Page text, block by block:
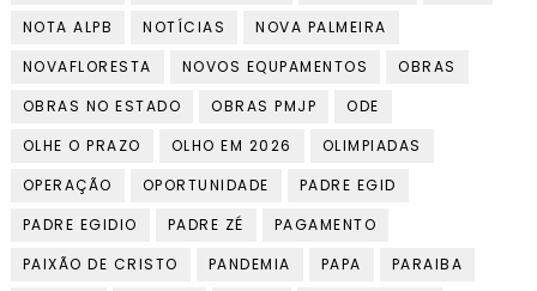
NOTA ALPB
NOTÍCIAS
NOVA PALMEIRA
NOVAFLORESTA
NOVOS EQUPAMENTOS
OBRAS
OBRAS NO ESTADO
OBRAS PMJP
ODE
OLHE O PRAZO
OLHO EM 2026
OLIMPIADAS
OPERAÇÃO
OPORTUNIDADE
PADRE EGID
PADRE EGIDIO
PADRE ZÉ
PAGAMENTO
PAIXÃO DE CRISTO
PANDEMIA PAPA
PARAIBA